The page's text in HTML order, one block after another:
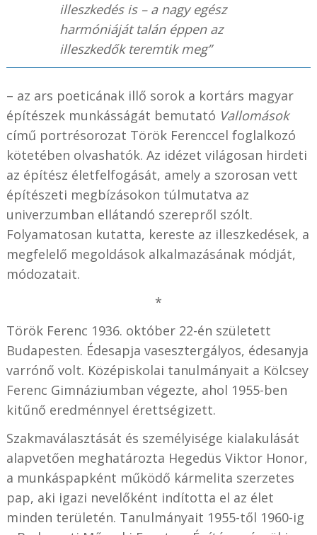
illeszkedés is – a nagy egész
harmóniáját talán éppen az
illeszkedők teremtik meg”
– az ars poeticának illő sorok a kortárs magyar
építészek munkásságát bemutató Vallomások
című portrésorozat Török Ferenccel foglalkozó
kötetében olvashatók. Az idézet világosan hirdeti
az építész életfelfogását, amely a szorosan vett
építészeti megbízásokon túlmutatva az
univerzumban ellátandó szerepről szólt.
Folyamatosan kutatta, kereste az illeszkedések, a
megfelelő megoldások alkalmazásának módját,
módozatait.
*
Török Ferenc 1936. október 22-én született
Budapesten. Édesapja vasesztergályos, édesanyja
varrónő volt. Középiskolai tanulmányait a Kölcsey
Ferenc Gimnáziumban végezte, ahol 1955-ben
kitűnő eredménnyel érettségizett.
Szakmaválasztását és személyisége kialakulását
alapvetően meghatározta Hegedüs Viktor Honor,
a munkáspapként működő kármelita szerzetes
pap, aki igazi nevelőként indította el az élet
minden területén. Tanulmányait 1955-től 1960-ig